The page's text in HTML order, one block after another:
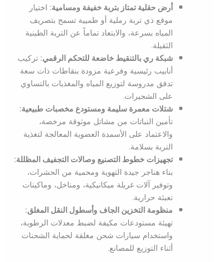
أرض حقلية تمتاز بتربة خفيفة ومسامية:اختيار
موقع ذي تربة رملية أو طميية تسمح بتصريف
المياه بسرعة، والابتعاد تماماً عن التربة الطينية
الثقيلة.
شبكة ري بالتنقيط خاضعة للتحكم الرقمي:تركيب
أنابيب رئيسية وفرعية مزودة بنقاطات ذات سعة
تدفق مدروسة لتوزيع المياه والمغذيات بالتساوي
على الشجيرات.
شتلات معمرة سليمة ومستودع مخصبات طبيعية:
تأمين النباتات من مشاتل موثوقة مرخصة،
والاعتماد على الأسمدة العضوية المعالجة لتغذية
التربة بسلامة.
تجهيزات خطوط التصنيع وصالات التجفيف المظللة:
بناء هناجر جيدة التهوية ومحمية من الحشرات،
وتوفير آلات غربلة ميكانيكية، ومناخل، وماكينات
تعبئة حرارية.
منظومة التخزين الجاف وأسطول النقل المغلق:
تهيئة مستودعات مكيفة لضبط معدلات الرطوبة،
واستخدام سيارات شحن مغلقة لحماية الشحنات
أثناء التوزيع للمصانع.